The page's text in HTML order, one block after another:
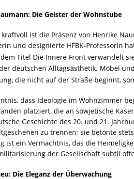
Die Geister der Wohnstube
ist die Präsenz von Henrike
und designierte HFBK-Professorin
Titel Die Innere Front verwandelt
deutschen Alltagsästhetik. Möbel
die nicht auf der Straße beginnt,
dass Ideologie im Wohnzimmer
platziert, die an sowjetische
Geschichte des 20. und 21.
zu trennen; sie betonte
ist ein Vermächtnis, das die
der Gesellschaft subtil
Die Eleganz der Überwachung